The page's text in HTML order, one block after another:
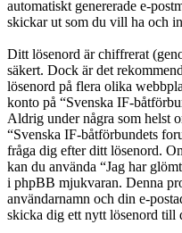
automatiskt genererade e-
skickar ut som du vill ha och
Ditt lösenord är chiffrerat
säkert. Dock är det
lösenord på flera olika
konto på “Svenska IF-
Aldrig under några som helst
“Svenska IF-båtförbundets
fråga dig efter ditt lösenord.
kan du använda “Jag har
i phpBB mjukvaran. Denna
användarnamn och din e-
skicka dig ett nytt lösenord till